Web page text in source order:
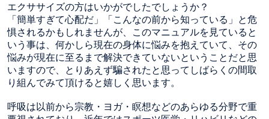
エクササイズの方はいかがでしたでしょうか？
「簡単すぎて心配だ」「こんなの前から知っている」と危
惧されるかもしれませんが、このマニュアルを見ていると
いう事は、何かしら現在の身体に悩みを抱えていて、その
悩みが現在に至るまで解決できていないということだと思
いますので、とりあえず騙されたと思ってしばらくの間取
り組んでみて頂けると嬉しく思います。
呼吸は以前から宗教・ヨガ・瞑想などのあらゆる分野で重